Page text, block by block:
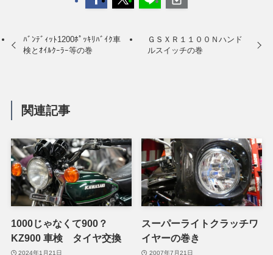
ﾊﾞﾝﾃﾞｨｯﾄ1200ﾎﾟｯｷﾘﾊﾞｲｸ車
検とｵｲﾙｸｰﾗｰ等の巻
ＧＳＸＲ１１００Ｎハンド
ルスイッチの巻
関連記事
1000じゃなくて900？
KZ900 車検 タイヤ交換
2024年1月21日
スーパーライトクラッチワ
イヤーの巻き
2007年7月21日